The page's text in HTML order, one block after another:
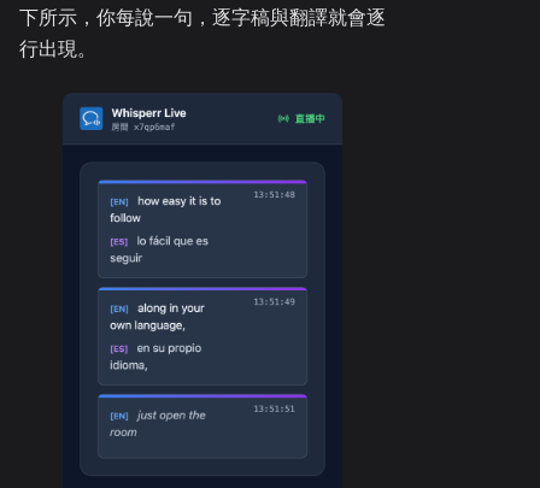
下所示，你每說一句，逐字稿與翻譯就會逐
行出現。